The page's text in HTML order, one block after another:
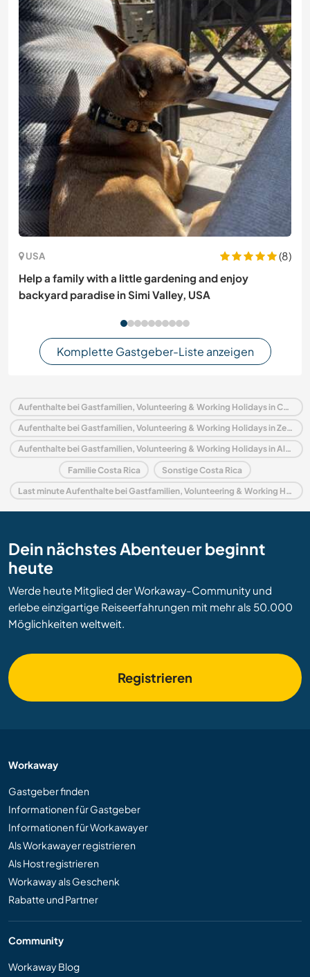
USA
(8)
Help a family with a little gardening and enjoy
backyard paradise in Simi Valley, USA
Komplette Gastgeber-Liste anzeigen
Aufenthalte bei Gastfamilien, Volunteering & Working Holidays in Costa Rica
Aufenthalte bei Gastfamilien, Volunteering & Working Holidays in Zentralamerika
Aufenthalte bei Gastfamilien, Volunteering & Working Holidays in Alajuela
Familie Costa Rica Sonstige Costa Rica
Last minute Aufenthalte bei Gastfamilien, Volunteering & Working Holidays in Costa Rica
Dein nächstes Abenteuer beginnt
heute
Werde heute Mitglied der Workaway-Community und
erlebe einzigartige Reiseerfahrungen mit mehr als 50.000
Möglichkeiten weltweit.
Registrieren
Workaway
Gastgeber finden
Informationen für Gastgeber
Informationen für Workawayer
Als Workawayer registrieren
Als Host registrieren
Workaway als Geschenk
Rabatte und Partner
Community
Workaway Blog